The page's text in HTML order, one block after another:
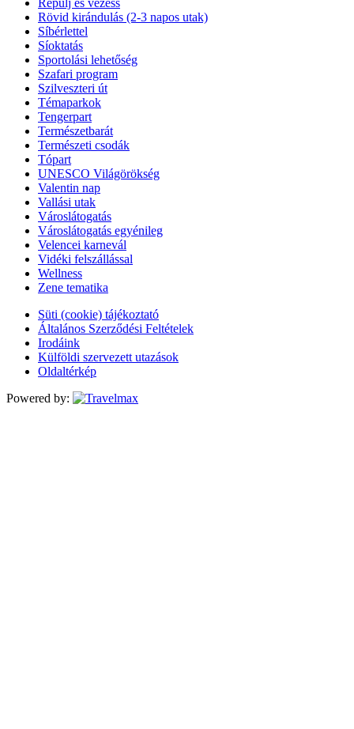
Repülj és vezess
Rövid kirándulás (2-3 napos utak)
Síbérlettel
Síoktatás
Sportolási lehetőség
Szafari program
Szilveszteri út
Témaparkok
Tengerpart
Természetbarát
Természeti csodák
Tópart
UNESCO Világörökség
Valentin nap
Vallási utak
Városlátogatás
Városlátogatás egyénileg
Velencei karnevál
Vidéki felszállással
Wellness
Zene tematika
Süti (cookie) tájékoztató
Általános Szerződési Feltételek
Irodáink
Külföldi szervezett utazások
Oldaltérkép
Powered by: